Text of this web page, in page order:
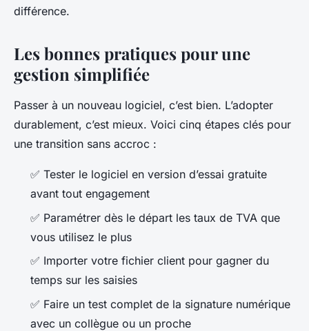
différence.
Les bonnes pratiques pour une
gestion simplifiée
Passer à un nouveau logiciel, c’est bien. L’adopter
durablement, c’est mieux. Voici cinq étapes clés pour
une transition sans accroc :
✅ Tester le logiciel en version d’essai gratuite
avant tout engagement
✅ Paramétrer dès le départ les taux de TVA que
vous utilisez le plus
✅ Importer votre fichier client pour gagner du
temps sur les saisies
✅ Faire un test complet de la signature numérique
avec un collègue ou un proche